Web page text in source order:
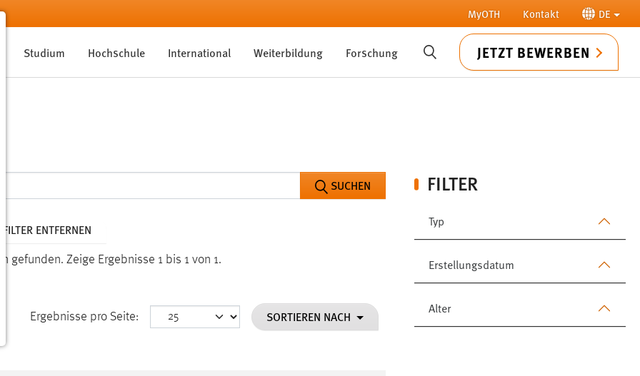
MyOTH Kontakt DE
Studium Hochschule International Weiterbildung Forschung SUCHE JETZT BEWERBEN
FILTER
Typ
Erstellungsdatum
Alter
SUCHEN
ENTFERNEN
gefunden. Zeige Ergebnisse 1 bis 1 von 1.
Ergebnisse pro Seite: SORTIEREN NACH